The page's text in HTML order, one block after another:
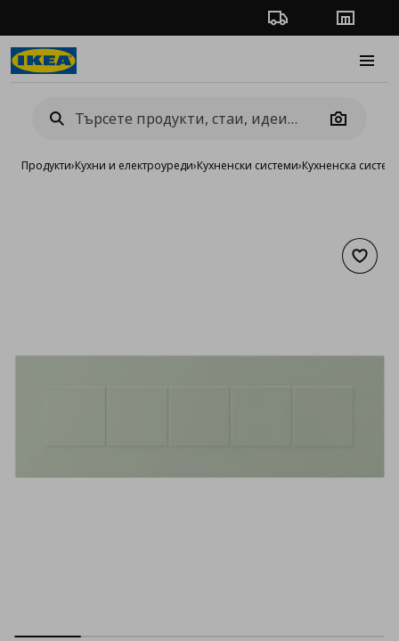
Проследяване на
Camera
Продукти›Кухни и електроуреди›Кухненски системи›Кухненска